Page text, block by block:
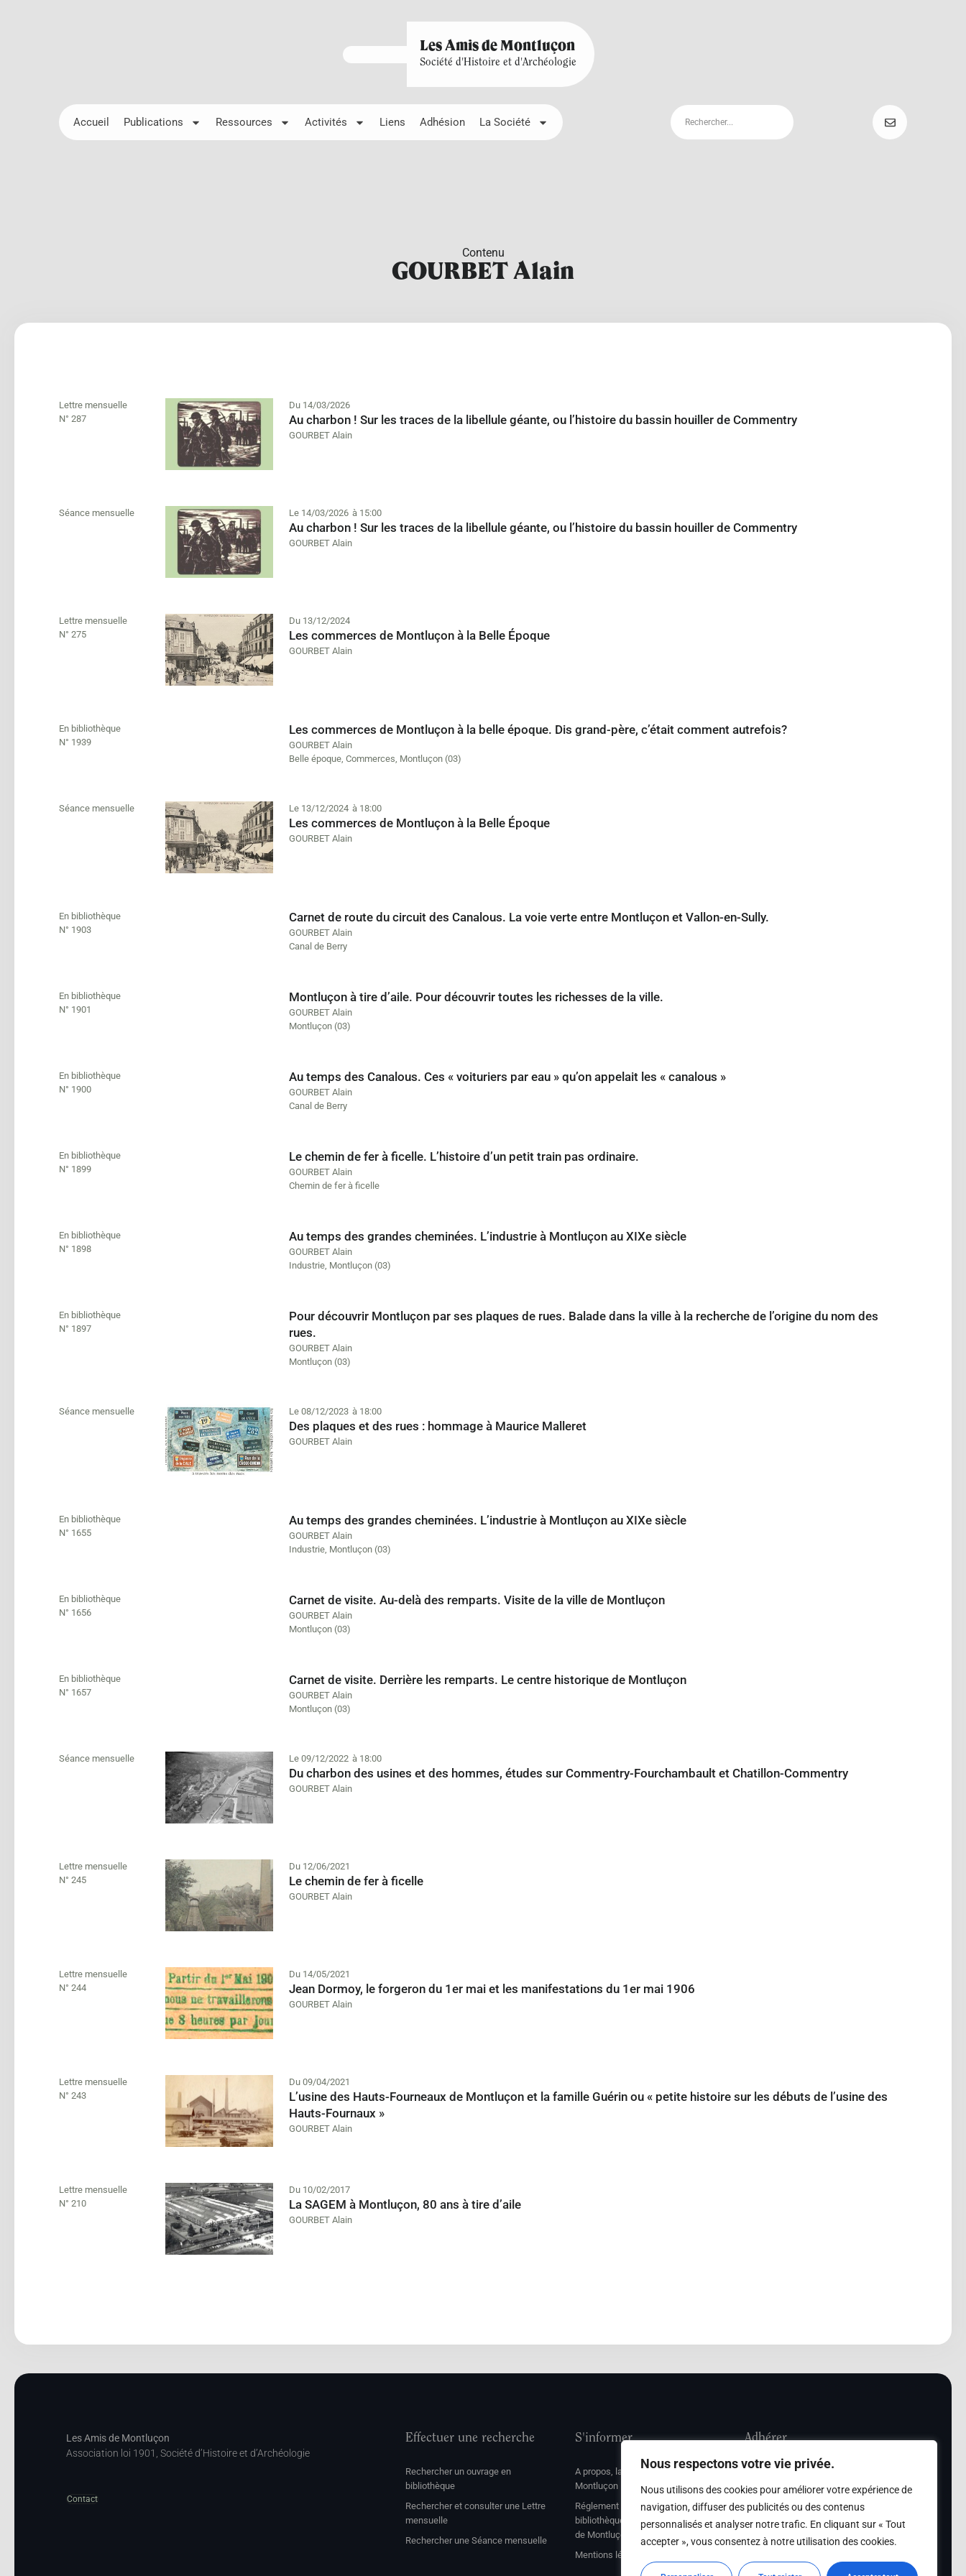
Nous respectons votre vie privée.
Nous utilisons des cookies pour améliorer votre expérience de
navigation, diffuser des publicités ou des contenus
personnalisés et analyser notre trafic. En cliquant sur « Tout
accepter », vous consentez à notre utilisation des cookies.
Les Amis de Montluçon
Société d'Histoire et d'Archéologie
Accueil Publications Ressources Activités Liens Adhésion La Société
Contenu
GOURBET Alain
Lettre mensuelle
N° 287
Du 14/03/2026
Au charbon ! Sur les traces de la libellule géante, ou l’histoire du bassin houiller de Commentry
GOURBET Alain
Séance mensuelle Le 14/03/2026 à 15:00
Au charbon ! Sur les traces de la libellule géante, ou l’histoire du bassin houiller de Commentry
GOURBET Alain
Lettre mensuelle
N° 275
Du 13/12/2024
Les commerces de Montluçon à la Belle Époque
GOURBET Alain
En bibliothèque
N° 1939
Les commerces de Montluçon à la belle époque. Dis grand-père, c’était comment autrefois?
GOURBET Alain
Belle époque, Commerces, Montluçon (03)
Séance mensuelle Le 13/12/2024 à 18:00
Les commerces de Montluçon à la Belle Époque
GOURBET Alain
En bibliothèque
N° 1903
Carnet de route du circuit des Canalous. La voie verte entre Montluçon et Vallon-en-Sully.
GOURBET Alain
Canal de Berry
En bibliothèque
N° 1901
Montluçon à tire d’aile. Pour découvrir toutes les richesses de la ville.
GOURBET Alain
Montluçon (03)
En bibliothèque
N° 1900
Au temps des Canalous. Ces « voituriers par eau » qu’on appelait les « canalous »
GOURBET Alain
Canal de Berry
En bibliothèque
N° 1899
Le chemin de fer à ficelle. L’histoire d’un petit train pas ordinaire.
GOURBET Alain
Chemin de fer à ficelle
En bibliothèque
N° 1898
Au temps des grandes cheminées. L’industrie à Montluçon au XIXe siècle
GOURBET Alain
Industrie, Montluçon (03)
En bibliothèque
N° 1897
Pour découvrir Montluçon par ses plaques de rues. Balade dans la ville à la recherche de l’origine du nom des
rues.
GOURBET Alain
Montluçon (03)
Séance mensuelle Le 08/12/2023 à 18:00
Des plaques et des rues : hommage à Maurice Malleret
GOURBET Alain
En bibliothèque
N° 1655
Au temps des grandes cheminées. L’industrie à Montluçon au XIXe siècle
GOURBET Alain
Industrie, Montluçon (03)
En bibliothèque
N° 1656
Carnet de visite. Au-delà des remparts. Visite de la ville de Montluçon
GOURBET Alain
Montluçon (03)
En bibliothèque
N° 1657
Carnet de visite. Derrière les remparts. Le centre historique de Montluçon
GOURBET Alain
Montluçon (03)
Séance mensuelle Le 09/12/2022 à 18:00
Du charbon des usines et des hommes, études sur Commentry-Fourchambault et Chatillon-Commentry
GOURBET Alain
Lettre mensuelle
N° 245
Du 12/06/2021
Le chemin de fer à ficelle
GOURBET Alain
Lettre mensuelle
N° 244
Du 14/05/2021
Jean Dormoy, le forgeron du 1er mai et les manifestations du 1er mai 1906
GOURBET Alain
Lettre mensuelle
N° 243
Du 09/04/2021
L’usine des Hauts-Fourneaux de Montluçon et la famille Guérin ou « petite histoire sur les débuts de l’usine des
Hauts-Fournaux »
GOURBET Alain
Lettre mensuelle
N° 210
Du 10/02/2017
La SAGEM à Montluçon, 80 ans à tire d’aile
GOURBET Alain
Les Amis de Montluçon
Association loi 1901, Société d’Histoire et d’Archéologie
Contact
Effectuer une recherche
Rechercher un ouvrage en
bibliothèque
Rechercher et consulter une Lettre
mensuelle
Rechercher une Séance mensuelle
S'informer
A propos, la société Les Amis de
Montluçon
Réglement de consultation de la
bibliothèque et des archives des Amis
de Montluçon
Mentions légales
Adhérer
Adhésion